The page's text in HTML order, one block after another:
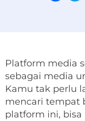
Platform media
sebagai media
Kamu tak perlu
mencari tempat
platform ini,